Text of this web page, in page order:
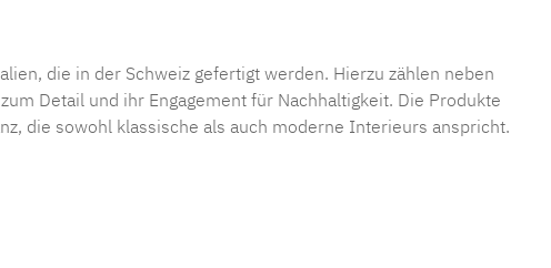
die in der Schweiz gefertigt werden. Hierzu zählen neben
Detail und ihr Engagement für Nachhaltigkeit. Die Produkte
die sowohl klassische als auch moderne Interieurs anspricht.